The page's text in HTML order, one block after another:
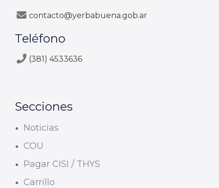
contacto@yerbabuena.gob.ar
Teléfono
(381) 4533636
Secciones
Noticias
COU
Pagar CISI / THYS
Carrillo